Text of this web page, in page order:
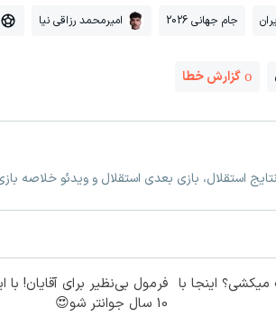
جام جهانی 2026 امیرمحمد رزاقی نیا
گزارش خطا
استقلال، بازی بعدی استقلال و ویدئو خلاصه
اینجا با فرمول بی‌نظیر برای آقایان!
10 سال جوانتر شو😍